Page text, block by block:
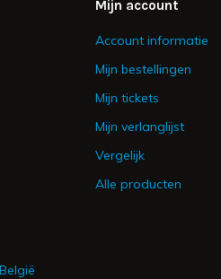
Mijn account
Account informatie
Mijn bestellingen
Mijn tickets
Mijn verlanglijst
Vergelijk
Alle producten